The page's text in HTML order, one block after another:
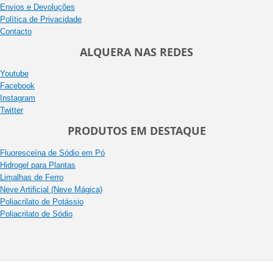
Envios e Devoluções
Política de Privacidade
Contacto
ALQUERA NAS REDES
Youtube
Facebook
Instagram
Twitter
PRODUTOS EM DESTAQUE
Fluoresceína de Sódio em Pó
Hidrogel para Plantas
Limalhas de Ferro
Neve Artificial (Neve Mágica)
Poliacrilato de Potássio
Poliacrilato de Sódio